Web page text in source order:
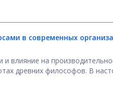
в современных
влияние на
древних философов. В